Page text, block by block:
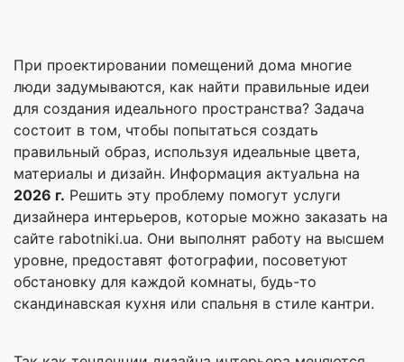
При проектировании помещений дома многие
люди задумываются, как найти правильные идеи
для создания идеального пространства? Задача
состоит в том, чтобы попытаться создать
правильный образ, используя идеальные цвета,
материалы и дизайн. Информация актуальна на
2026 г. Решить эту проблему помогут услуги
дизайнера интерьеров, которые можно заказать на
сайте rabotniki.ua. Они выполнят работу на высшем
уровне, предоставят фотографии, посоветуют
обстановку для каждой комнаты, будь-то
скандинавская кухня или спальня в стиле кантри.